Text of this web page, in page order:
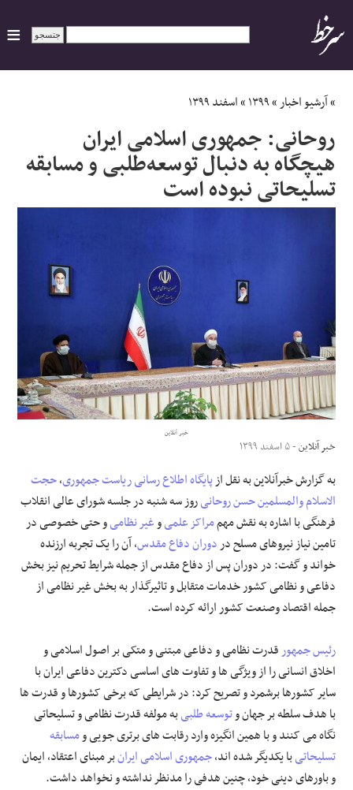
ایران
سیاسی
اقتصاد
حوادث
علوم و فن آوری
مقالات
»آرشیو اخبار»۱۳۹۹»اسفند ۱۳۹۹
روحانی: جمهوری اسلامی ایران
هیچگاه به دنبال توسعه‌طلبی و مسابقه
تسلیحاتی نبوده است
خبر آنلاین
خبر آنلاین- ۵ اسفند ۱۳۹۹
به گزارش خبرآنلاین به نقل ازپایگاه اطلاع رسانیریاست جمهوری،حجت
الاسلام والمسلمینحسن روحانیروز سه شنبه در جلسه شورای عالی انقلاب
فرهنگی با اشاره به نقش مهممراکز علمیوغیر نظامیو حتی خصوصی در
تامین نیاز نیروهای مسلح دردوران دفاع مقدس، آن را یک تجربه ارزنده
خواند و گفت: در دوران پس از دفاع مقدس از جمله شرایط تحریم نیز بخش
دفاعی و نظامی کشور خدمات متقابل و تاثیرگذار به بخش غیر نظامی از
جمله اقتصاد وصنعت کشور ارائه کرده است.
رئیس جمهورقدرت نظامی و دفاعی مبتنی و متکی بر اصول اسلامی و
اخلاق انسانی را از ویژگی ها و تفاوت های اساسی دکترین دفاعی ایران با
سایر کشورها برشمرد و تصریح کرد: در شرایطی که برخی کشورها و قدرت ها
با هدف سلطه بر جهان وتوسعه طلبیبه مولفه قدرت نظامی و تسلیحاتی
نگاه می کنند و با همین انگیزه وارد رقابت های برتری جویی ومسابقه
تسلیحاتیبا یکدیگر شده اند،جمهوری اسلامی ایرانبر مبنای اعتقاد، ایمان
و باورهای دینی خود، چنین هدفی را مدنظر نداشته و نخواهد داشت.